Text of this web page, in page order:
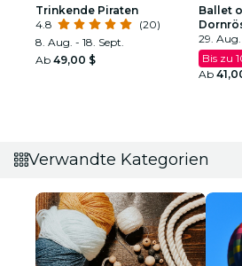
Trinkende Piraten
4.8
(20)
8. Aug. - 18. Sept.
Ab 49,00 $
Ballet
29. Aug.
Bis zu
Ab
Verwandte Kategorien